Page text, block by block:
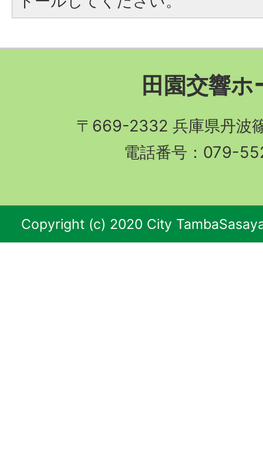
田園交響ホ
〒669-2332 兵庫県丹波
電話番号：079-
Copyright (c) 2020 City